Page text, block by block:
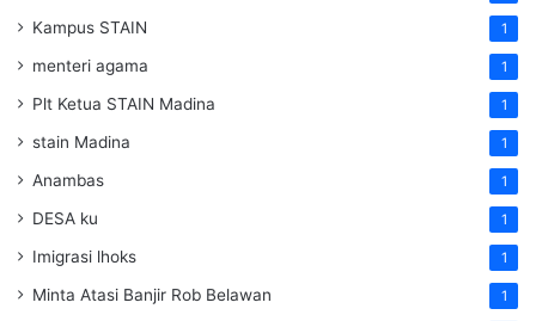
Kampus STAIN 1
menteri agama 1
Plt Ketua STAIN Madina 1
stain Madina 1
Anambas 1
DESA ku 1
Imigrasi lhoks 1
Minta Atasi Banjir Rob Belawan 1